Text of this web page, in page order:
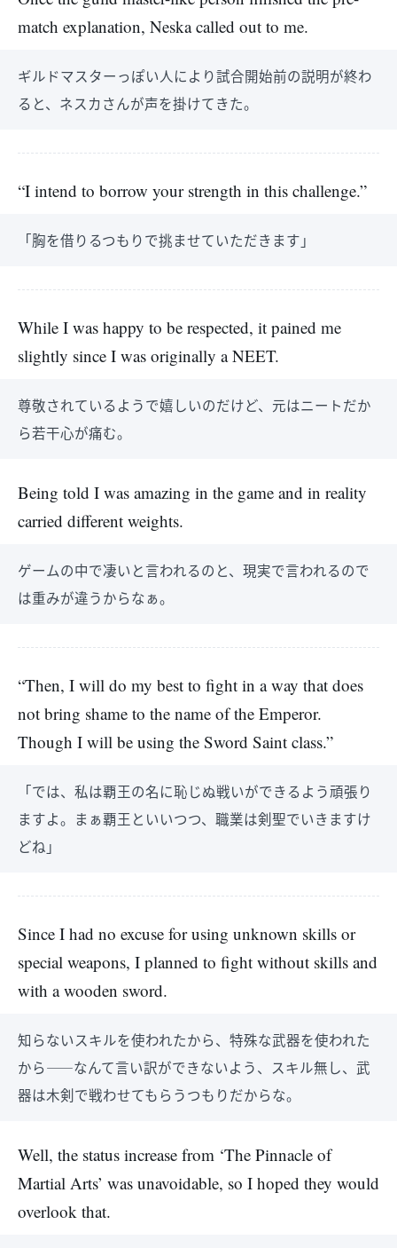
match explanation, Neska called out to me.
ギルドマスターっぽい人により試合開始前の説明が終わ
ると、ネスカさんが声を掛けてきた。
“I intend to borrow your strength in this challenge.”
「胸を借りるつもりで挑ませていただきます」
While I was happy to be respected, it pained me
slightly since I was originally a NEET.
尊敬されているようで嬉しいのだけど、元はニートだか
ら若干心が痛む。
Being told I was amazing in the game and in reality
carried different weights.
ゲームの中で凄いと言われるのと、現実で言われるので
は重みが違うからなぁ。
“Then, I will do my best to fight in a way that does
not bring shame to the name of the Emperor.
Though I will be using the Sword Saint class.”
「では、私は覇王の名に恥じぬ戦いができるよう頑張り
ますよ。まぁ覇王といいつつ、職業は剣聖でいきますけ
どね」
Since I had no excuse for using unknown skills or
special weapons, I planned to fight without skills and
with a wooden sword.
知らないスキルを使われたから、特殊な武器を使われた
から――なんて言い訳ができないよう、スキル無し、武
器は木剣で戦わせてもらうつもりだからな。
Well, the status increase from ‘The Pinnacle of
Martial Arts’ was unavoidable, so I hoped they would
overlook that.